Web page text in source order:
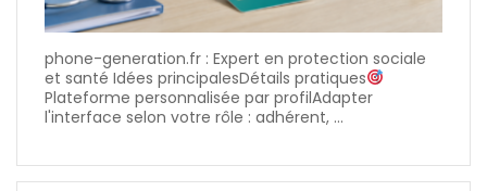
phone-generation.fr : Expert en protection sociale
et santé Idées principalesDétails pratiques
Plateforme personnalisée par profilAdapter
l'interface selon votre rôle : adhérent, ...